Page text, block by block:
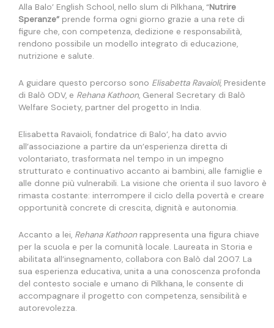
Alla Balo’ English School, nello slum di Pilkhana, “Nutrire
Speranze” prende forma ogni giorno grazie a una rete di
figure che, con competenza, dedizione e responsabilità,
rendono possibile un modello integrato di educazione,
nutrizione e salute.
A guidare questo percorso sono Elisabetta Ravaioli, Presidente
di Balò ODV, e Rehana Kathoon, General Secretary di Balò
Welfare Society, partner del progetto in India.
Elisabetta Ravaioli, fondatrice di Balo’, ha dato avvio
all’associazione a partire da un’esperienza diretta di
volontariato, trasformata nel tempo in un impegno
strutturato e continuativo accanto ai bambini, alle famiglie e
alle donne più vulnerabili. La visione che orienta il suo lavoro è
rimasta costante: interrompere il ciclo della povertà e creare
opportunità concrete di crescita, dignità e autonomia.
Accanto a lei, Rehana Kathoon rappresenta una figura chiave
per la scuola e per la comunità locale. Laureata in Storia e
abilitata all’insegnamento, collabora con Balò dal 2007. La
sua esperienza educativa, unita a una conoscenza profonda
del contesto sociale e umano di Pilkhana, le consente di
accompagnare il progetto con competenza, sensibilità e
autorevolezza.